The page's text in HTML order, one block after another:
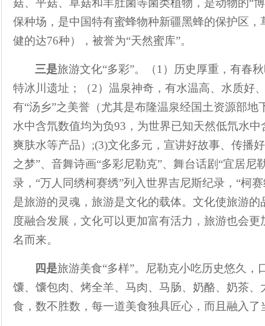
菇、平菇、草菇和羊肚菌等菌类植物，是动物的“
保种场，是中国特有蜜蜂物种新疆黑蜂的保护区
健的达76种），被誉为“天然蜜库”。
三是旅游文化“多彩”。（1 ）历史厚重，有春
特冰川遗址；（2）温泉神奇，有水温高、水质好
有“汤乡”之美誉（尤其是布隆温泉经国土资源部地
水中含氘数值均为负93 ，为世界已知天然低氘水
爽肤水等产品） ;(3)文化多元，宣讲好故事、传播
之梦”、音舞诗画“多彩尼勒克”、舞台话剧 “宜居尼
录 ， “万人同绣柯赛绣”列入世界吉尼斯纪录， “柯
是旅游的灵魂，旅游是文化的载体。文化使旅游
度融合发展，文化可以更加富有活力，旅游也会
名而来。
四是旅游美食“多样”。尼勒克小吃历史悠久，
馕、馕包肉、烤全羊、马肉、马肠、奶酪、奶茶
食，数不胜数，每一道美食独具匠心，而且融入了